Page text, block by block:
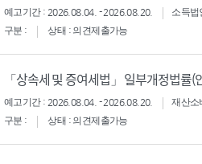
예고기간 : 2026.08.04. - 2026.08.20.
소득법
구분 :
상태 : 의견제출가능
「상속세 및 증여세법」 일부개정법률(
예고기간 : 2026.08.04. - 2026.08.20.
재산소
구분 :
상태 : 의견제출가능